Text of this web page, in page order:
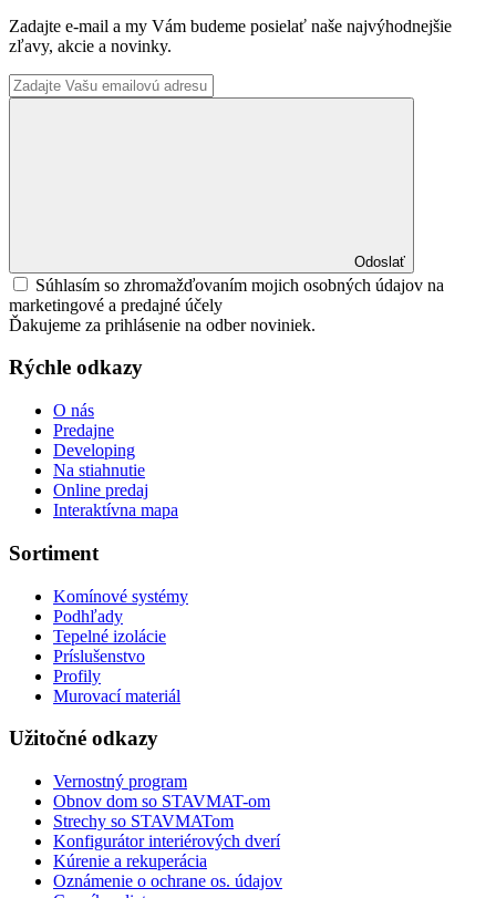
Zadajte e-mail a my Vám budeme posielať naše najvýhodnejšie
zľavy, akcie a novinky.
Odoslať
Súhlasím so zhromažďovaním mojich osobných údajov na
marketingové a predajné účely
Ďakujeme za prihlásenie na odber noviniek.
Rýchle odkazy
O nás
Predajne
Developing
Na stiahnutie
Online predaj
Interaktívna mapa
Sortiment
Komínové systémy
Podhľady
Tepelné izolácie
Príslušenstvo
Profily
Murovací materiál
Užitočné odkazy
Vernostný program
Obnov dom so STAVMAT-om
Strechy so STAVMATom
Konfigurátor interiérových dverí
Kúrenie a rekuperácia
Oznámenie o ochrane os. údajov